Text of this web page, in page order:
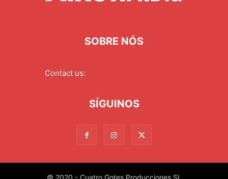
SOBRE NÓS
Contact us:
SÍGUINOS
© 2020 - Cuatro Gotes Producciones SL